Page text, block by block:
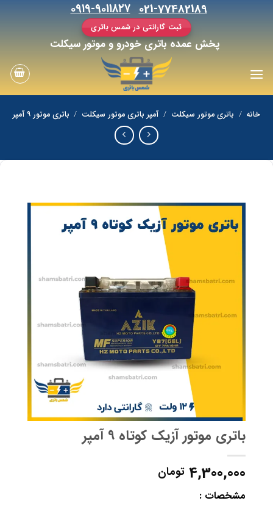
021-77482189 ۰۹۱۹-۹۰۱۱۸۲۷
ثبت گارانتی در شمس باتری
پخش عمده باتری خودرو و موتور سیکلت
خانه / باتری موتور سیکلت / آمپر باتری موتور سیکلت / باتری موتور ۹ آمپر
باتری موتور آزیک کوتاه 9 آمپر
4,300,000 تومان
مشخصات :